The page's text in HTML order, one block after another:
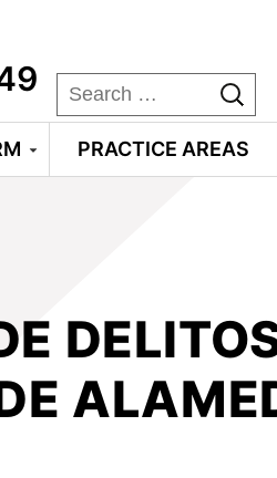
PRACTICE AREAS